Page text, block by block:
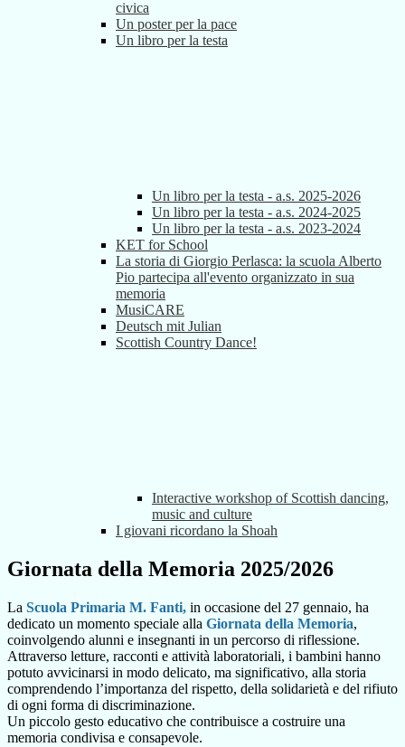
civica
Un poster per la pace
Un libro per la testa
Un libro per la testa - a.s. 2025-2026
Un libro per la testa - a.s. 2024-2025
Un libro per la testa - a.s. 2023-2024
KET for School
La storia di Giorgio Perlasca: la scuola Alberto
Pio partecipa all'evento organizzato in sua
memoria
MusiCARE
Deutsch mit Julian
Scottish Country Dance!
Interactive workshop of Scottish dancing,
music and culture
I giovani ricordano la Shoah
Giornata della Memoria 2025/2026
La Scuola Primaria M. Fanti, in occasione del 27 gennaio, ha
dedicato un momento speciale alla Giornata della Memoria,
coinvolgendo alunni e insegnanti in un percorso di riflessione.
Attraverso letture, racconti e attività laboratoriali, i bambini hanno
potuto avvicinarsi in modo delicato, ma significativo, alla storia
comprendendo l’importanza del rispetto, della solidarietà e del rifiuto
di ogni forma di discriminazione.
Un piccolo gesto educativo che contribuisce a costruire una
memoria condivisa e consapevole.